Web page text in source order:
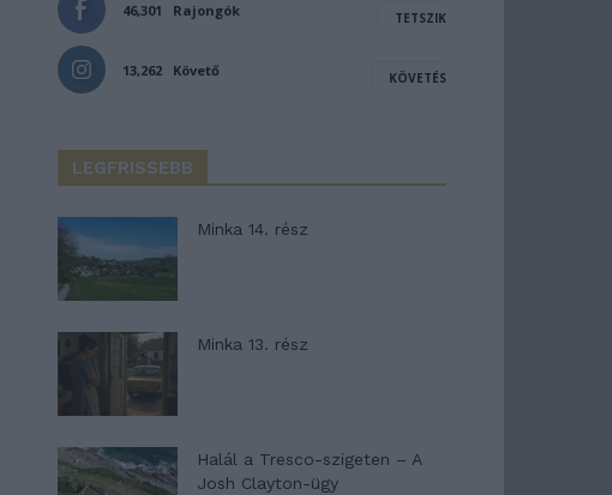
46,301 Rajongók TETSZIK
13,262 Követő KÖVETÉS
LEGFRISSEBB
Minka 14. rész
Minka 13. rész
Halál a Tresco-szigeten – A
Josh Clayton-ügy